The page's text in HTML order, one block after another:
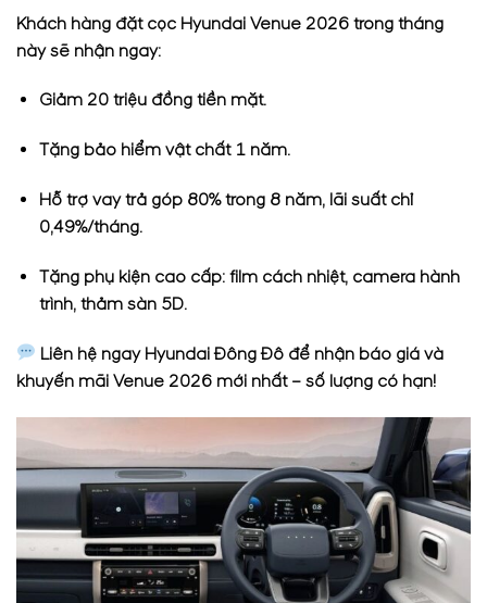
Khách hàng đặt cọc Hyundai Venue 2026 trong tháng
này sẽ nhận ngay:
Giảm 20 triệu đồng tiền mặt.
Tặng bảo hiểm vật chất 1 năm.
Hỗ trợ vay trả góp 80% trong 8 năm, lãi suất chỉ
0,49%/tháng.
Tặng phụ kiện cao cấp: film cách nhiệt, camera hành
trình, thảm sàn 5D.
Liên hệ ngay Hyundai Đông Đô để nhận báo giá và
khuyến mãi Venue 2026 mới nhất – số lượng có hạn!